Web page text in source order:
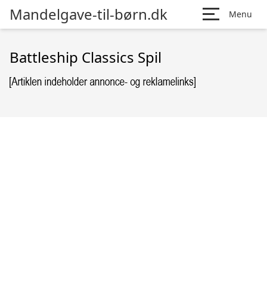
Mandelgave-til-børn.dk Menu
Battleship Classics Spil